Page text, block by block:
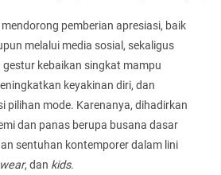
pemberian apresiasi, baik
melalui media sosial, sekaligus
kebaikan singkat mampu
keyakinan diri, dan
pilihan mode. Karenanya, dihadirkan
dan panas berupa busana dasar
sentuhan kontemporer dalam lini
, dan kids.